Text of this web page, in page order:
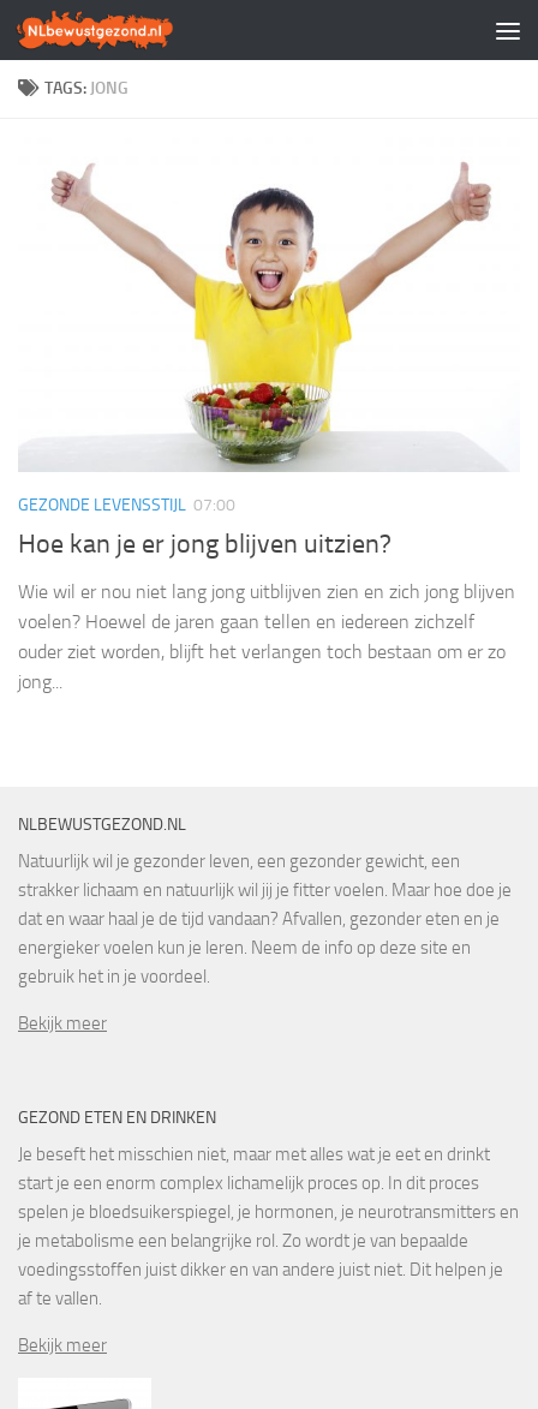
Doorgaan naar inhoud
TAGS: JONG
GEZONDE LEVENSSTIJL 07:00
Hoe kan je er jong blijven uitzien?
Wie wil er nou niet lang jong uitblijven zien en zich jong blijven
voelen? Hoewel de jaren gaan tellen en iedereen zichzelf
ouder ziet worden, blijft het verlangen toch bestaan om er zo
jong...
NLBEWUSTGEZOND.NL
Natuurlijk wil je gezonder leven, een gezonder gewicht, een
strakker lichaam en natuurlijk wil jij je fitter voelen. Maar hoe doe je
dat en waar haal je de tijd vandaan? Afvallen, gezonder eten en je
energieker voelen kun je leren. Neem de info op deze site en
gebruik het in je voordeel.
Bekijk meer
GEZOND ETEN EN DRINKEN
Je beseft het misschien niet, maar met alles wat je eet en drinkt
start je een enorm complex lichamelijk proces op. In dit proces
spelen je bloedsuikerspiegel, je hormonen, je neurotransmitters en
je metabolisme een belangrijke rol. Zo wordt je van bepaalde
voedingsstoffen juist dikker en van andere juist niet. Dit helpen je
af te vallen.
Bekijk meer